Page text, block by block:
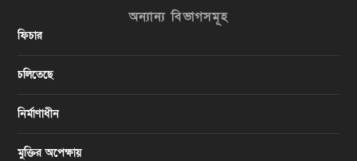
অন্যান্য বিভাগসমূহ
ফিচার
চলিতেছে
নির্মাণাধীন
মুক্তির অপেক্ষায়